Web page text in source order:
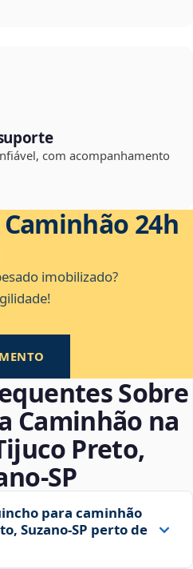
com acompanhamento
24h
imobilizado?
Sobre
Caminhão na
Preto,
para caminhão
Suzano‑SP perto de